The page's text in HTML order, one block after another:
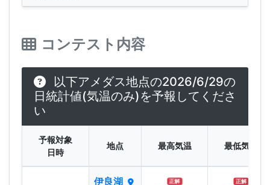
コンテスト内容
以下アメダス地点の2026/6/29の
日統計値(気温のみ)を予報してくださ
い
予報対象
日時
地点 最高気温 最低気温
伊良湖 正解 正解